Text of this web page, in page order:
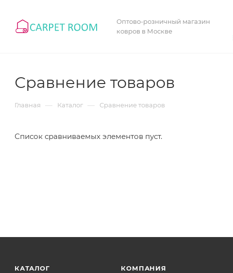
Оптово-розничный магазин
ковров в Москве
Сравнение товаров
Главная — Каталог — Сравнение товаров
Список сравниваемых элементов пуст.
КАТАЛОГ КОМПАНИЯ